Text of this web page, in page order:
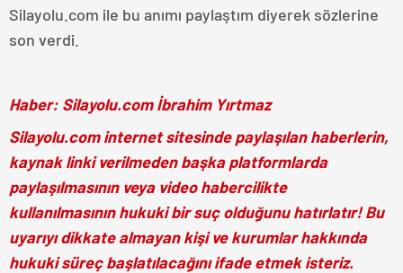
Silayolu.com ile bu anımı paylaştım diyerek sözlerine
son verdi.
Haber: Silayolu.com İbrahim Yırtmaz
Silayolu.com internet sitesinde paylaşılan haberlerin,
kaynak linki verilmeden başka platformlarda
paylaşılmasının veya video habercilikte
kullanılmasının hukuki bir suç olduğunu hatırlatır! Bu
uyarıyı dikkate almayan kişi ve kurumlar hakkında
hukuki süreç başlatılacağını ifade etmek isteriz.